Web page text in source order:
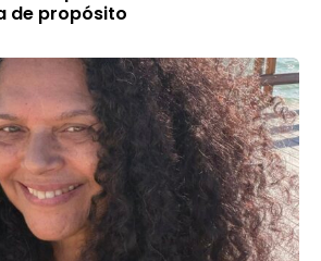
de propósito